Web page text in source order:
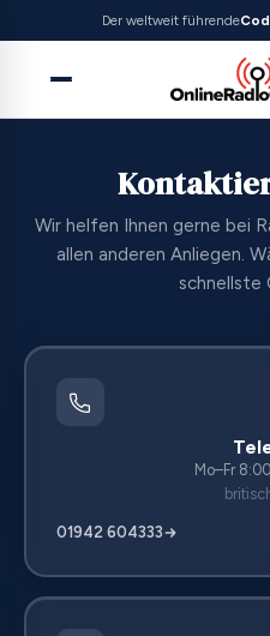
Der weltweit führende
Wir helfen Ihnen gerne bei
allen anderen Anliegen.
schnellste
Mo–Fr
01942 604333